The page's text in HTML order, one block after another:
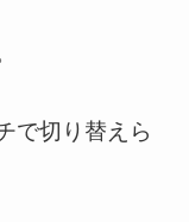
で切り替えら